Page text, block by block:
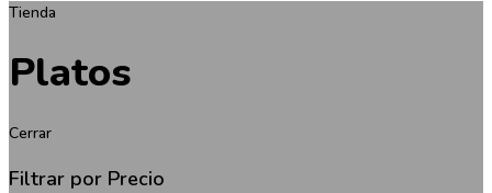
Tienda
Platos
Cerrar
Filtrar por Precio